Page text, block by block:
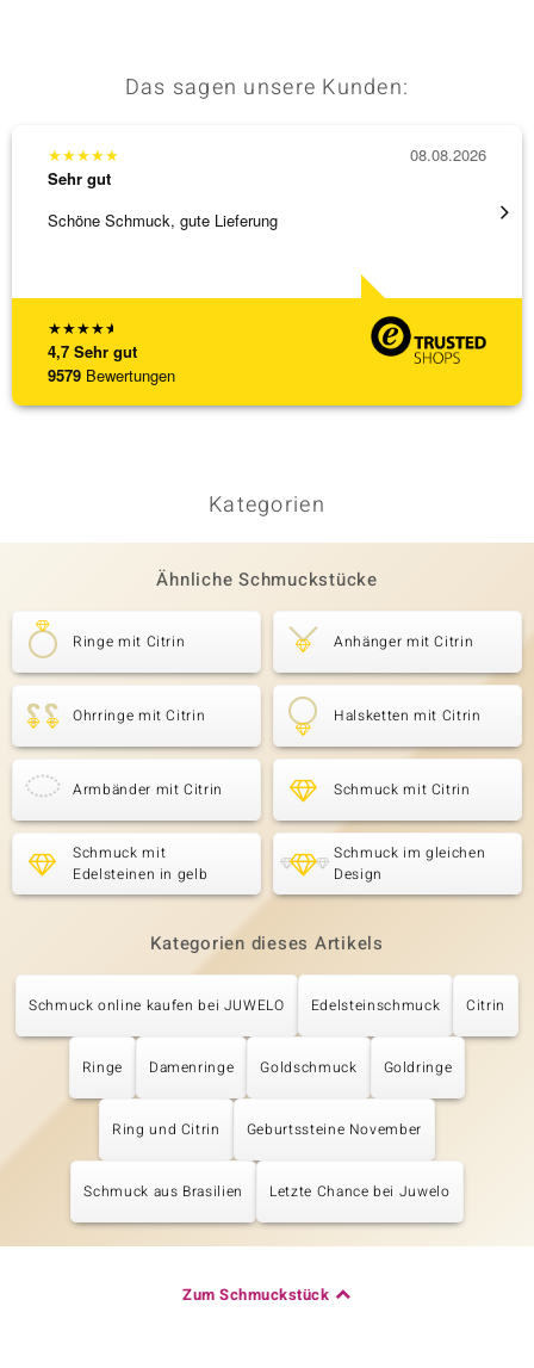
Das sagen unsere Kunden:
★★★★★
4,7 Sehr gut
9579 Bewertungen
★★★★★
Sehr gut
Schöne Schmuck, gute Lieferung
08.08.2026
Kategorien
Ähnliche Schmuckstücke
Ringe mit Citrin Anhänger mit Citrin
Ohrringe mit Citrin Halsketten mit Citrin
Armbänder mit Citrin Schmuck mit Citrin
Schmuck mit
Edelsteinen in gelb
Schmuck im gleichen
Design
Kategorien dieses Artikels
Schmuck online kaufen bei JUWELO Edelsteinschmuck Citrin
Ringe Damenringe Goldschmuck Goldringe
Ring und Citrin Geburtssteine November
Schmuck aus Brasilien Letzte Chance bei Juwelo
Zum Schmuckstück